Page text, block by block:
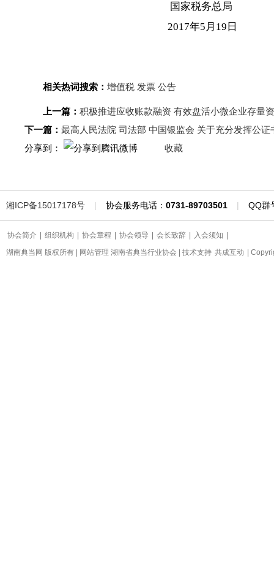
国家税务总局
2017年5月19日
相关热词搜索： 增值税 发票 公告
上一篇： 积极推进应收账款融资 有效盘活小微企业存量
下一篇： 最高人民法院 司法部 中国银监会 关于充分发挥公
分享到：
收藏
湘ICP备15017178号 | 协会服务电话： 0731-89703501 | QQ群
协会简介 组织机构 协会章程 协会领导 会长致辞 入会须知
湖南典当网 版权所有 | 网站管理 湖南省典当行业协会 | 技术支持 共成互动 |